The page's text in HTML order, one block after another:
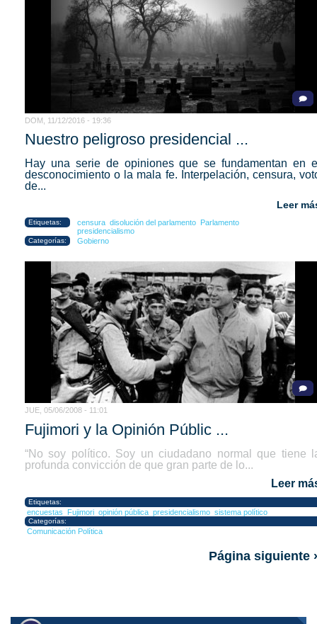
DOM, 11/12/2016 - 19:36
Nuestro peligroso presidencial ...
Hay una serie de opiniones que se fundamentan en
desconocimiento o la mala fe. Interpelación, censura,
de...
Leer
Etiquetas: censura disolución del parlamento
Parlamento
presidencialismo
Categorías: Gobierno
JUE, 05/06/2008 - 11:01
Fujimori y la Opinión Públic ...
“No soy político. Soy un ciudadano normal que tiene
profunda convicción de que gran parte de lo...
Leer
Etiquetas:
encuestas Fujimori opinión pública presidencialismo sistema político
Categorías:
Comunicación Política
Página siguiente